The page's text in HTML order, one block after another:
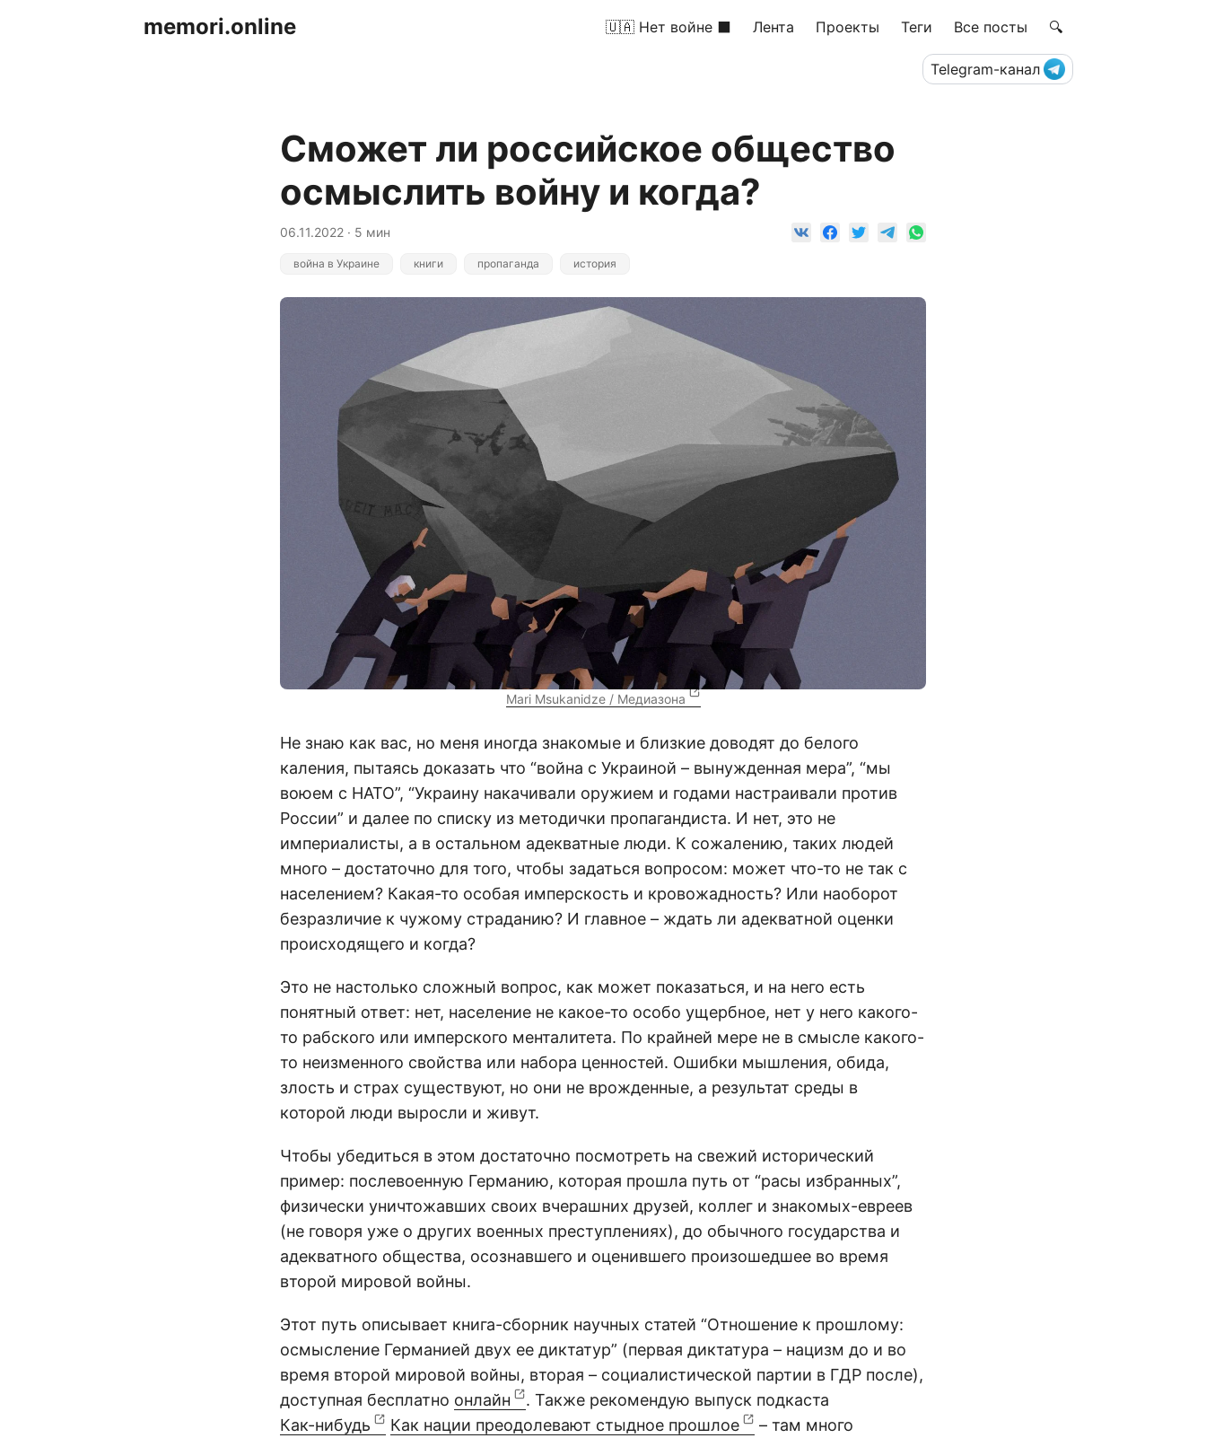
memori.online 🇺🇦 Нет войне ⬛ Лента Проекты Теги Все посты 🔍
Telegram-канал
Сможет ли российское общество
осмыслить войну и когда?
06.11.2022 · 5 мин
война в Украине книги пропаганда история
Mari Msukanidze / Медиазона
Не знаю как вас, но меня иногда знакомые и близкие доводят до белого
каления, пытаясь доказать что “война с Украиной – вынужденная мера”, “мы
воюем с НАТО”, “Украину накачивали оружием и годами настраивали против
России” и далее по списку из методички пропагандиста. И нет, это не
империалисты, а в остальном адекватные люди. К сожалению, таких людей
много – достаточно для того, чтобы задаться вопросом: может что-то не так с
населением? Какая-то особая имперскость и кровожадность? Или наоборот
безразличие к чужому страданию? И главное – ждать ли адекватной оценки
происходящего и когда?
Это не настолько сложный вопрос, как может показаться, и на него есть
понятный ответ: нет, население не какое-то особо ущербное, нет у него какого-
то рабского или имперского менталитета. По крайней мере не в смысле какого-
то неизменного свойства или набора ценностей. Ошибки мышления, обида,
злость и страх существуют, но они не врожденные, а результат среды в
которой люди выросли и живут.
Чтобы убедиться в этом достаточно посмотреть на свежий исторический
пример: послевоенную Германию, которая прошла путь от “расы избранных”,
физически уничтожавших своих вчерашних друзей, коллег и знакомых-евреев
(не говоря уже о других военных преступлениях), до обычного государства и
адекватного общества, осознавшего и оценившего произошедшее во время
второй мировой войны.
Этот путь описывает книга-сборник научных статей “Отношение к прошлому:
осмысление Германией двух ее диктатур” (первая диктатура – нацизм до и во
время второй мировой войны, вторая – социалистической партии в ГДР после),
доступная бесплатно онлайн
. Также рекомендую выпуск подкаста
Как-нибудь
Как нации преодолевают стыдное прошлое
– там много